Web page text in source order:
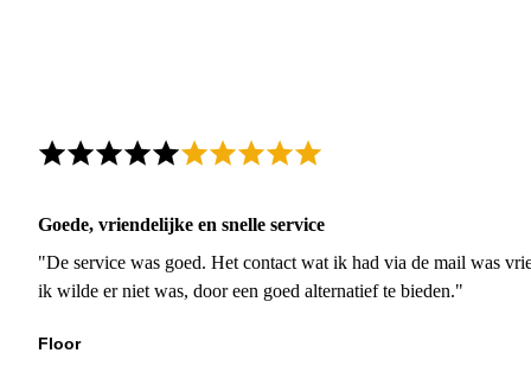
Goede, vriendelijke en snelle service
"De service was goed. Het contact wat ik had via de mail was
ik wilde er niet was, door een goed alternatief te bieden."
Floor